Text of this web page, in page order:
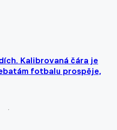
Kalibrovaná čára je
fotbalu prospěje,